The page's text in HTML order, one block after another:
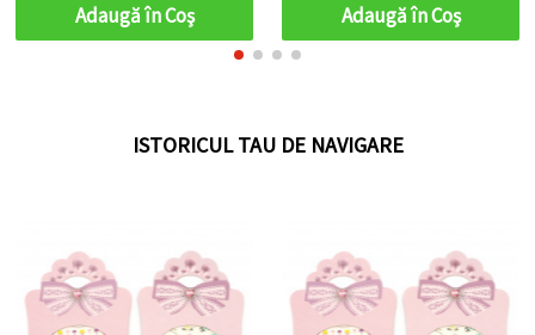
Adaugă în Coş Adaugă în Coş
ISTORICUL TAU DE NAVIGARE